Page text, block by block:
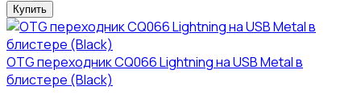
Купить
OTG переходник CQ066 Lightning на USB Metal в
блистере (Black)